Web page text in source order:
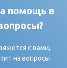
помощь в
с вами,
на вопросы